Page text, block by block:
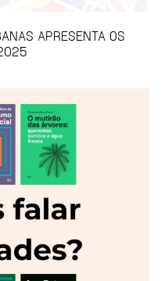
APRESENTA OS